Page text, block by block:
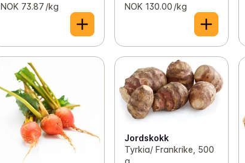
NOK 73.87 /kg NOK 130.00 /kg
Jordskokk
Tyrkia/ Frankrike, 500
g